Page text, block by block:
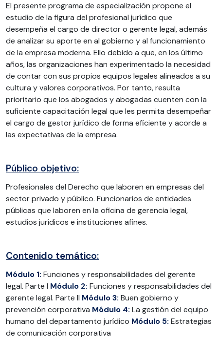
El presente programa de especialización propone el
estudio de la figura del profesional jurídico que
desempeña el cargo de director o gerente legal, además
de analizar su aporte en al gobierno y al funcionamiento
de la empresa moderna. Ello debido a que, en los último
años, las organizaciones han experimentado la necesidad
de contar con sus propios equipos legales alineados a su
cultura y valores corporativos. Por tanto, resulta
prioritario que los abogados y abogadas cuenten con la
suficiente capacitación legal que les permita desempeñar
el cargo de gestor jurídico de forma eficiente y acorde a
las expectativas de la empresa.
Público objetivo:
Profesionales del Derecho que laboren en empresas del
sector privado y público. Funcionarios de entidades
públicas que laboren en la oficina de gerencia legal,
estudios jurídicos e instituciones afines.
Contenido temático:
Módulo 1: Funciones y responsabilidades del gerente
legal. Parte I Módulo 2: Funciones y responsabilidades del
gerente legal. Parte II Módulo 3: Buen gobierno y
prevención corporativa Módulo 4: La gestión del equipo
humano del departamento jurídico Módulo 5: Estrategias
de comunicación corporativa